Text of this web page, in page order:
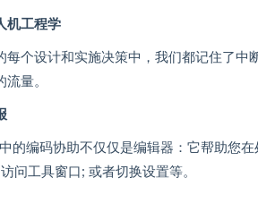
机工程学
每个设计和实施决策中，我们都记住了
流量。
的编码协助不仅仅是编辑器：它帮助您
问工具窗口; 或者切换设置等。